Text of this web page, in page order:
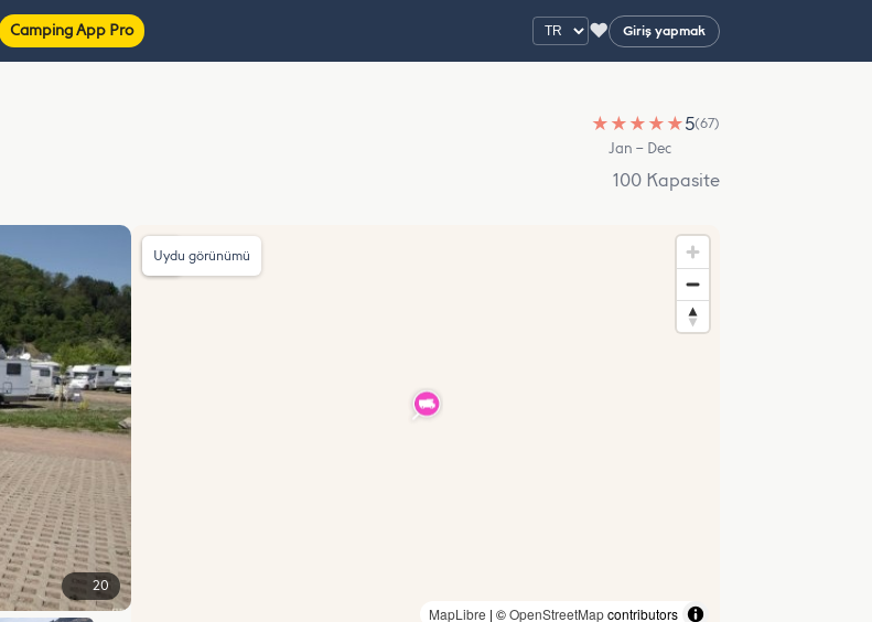
Camping App Pro ♥ Giriş yapmak
★ ★ ★ ★ ★5(67)
Jan – Dec
100 Kapasite
20
MapLibre | ©OpenStreetMapcontributors
Uydu görünümü